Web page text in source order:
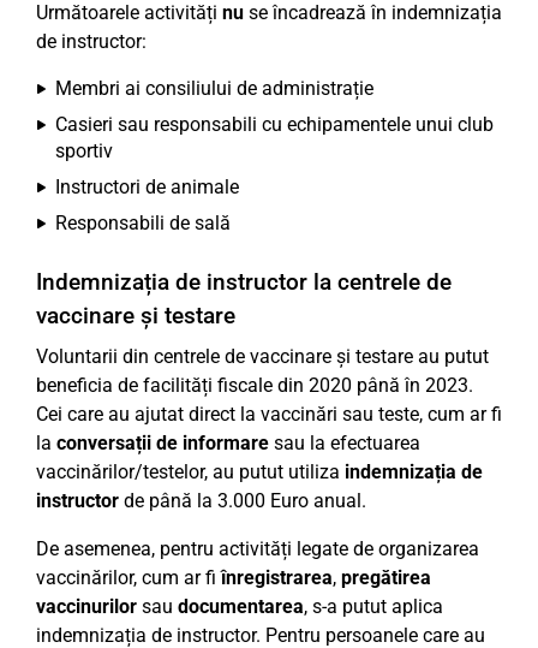
Următoarele activități nu se încadrează în indemnizația
de instructor:
Membri ai consiliului de administrație
Casieri sau responsabili cu echipamentele unui club
sportiv
Instructori de animale
Responsabili de sală
Indemnizația de instructor la centrele de
vaccinare și testare
Voluntarii din centrele de vaccinare și testare au putut
beneficia de facilități fiscale din 2020 până în 2023.
Cei care au ajutat direct la vaccinări sau teste, cum ar fi
la conversații de informare sau la efectuarea
vaccinărilor/testelor, au putut utiliza indemnizația de
instructor de până la 3.000 Euro anual.
De asemenea, pentru activități legate de organizarea
vaccinărilor, cum ar fiînregistrarea, pregătirea
vaccinurilor sau documentarea, s-a putut aplica
indemnizația de instructor. Pentru persoanele care au